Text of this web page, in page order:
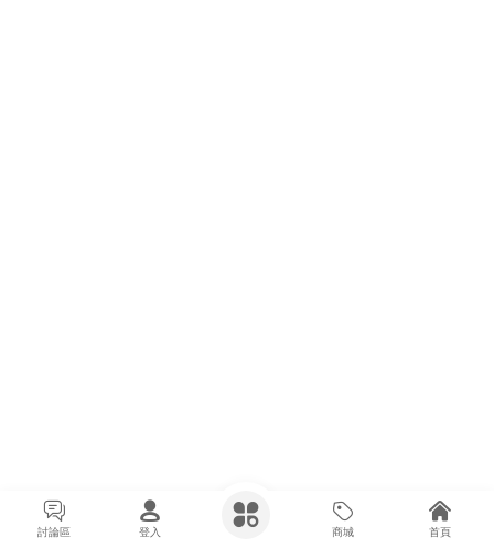
討論區 登入 商城 首頁